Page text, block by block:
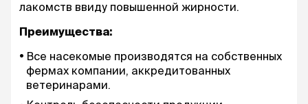
лакомств ввиду повышенной жирности.
Преимущества:
Все насекомые производятся на собственных
фермах компании, аккредитованных
ветеринарами.